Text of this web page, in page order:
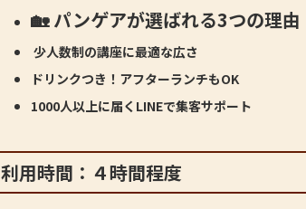
🏡 パンゲアが選ばれる3つの理由
少人数制の講座に最適な広さ
ドリンクつき！アフターランチもOK
1000人以上に届くLINEで集客サポート
利用時間：４時間程度